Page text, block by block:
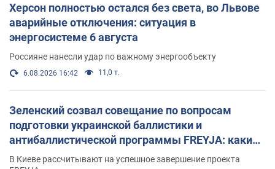
Херсон полностью остался без света, во Львове
аварийные отключения: ситуация в
энергосистеме 6 августа
Россияне нанесли удар по важному энергообъекту
6.08.2026 16:42 11,0 т.
Зеленский созвал совещание по вопросам
подготовки украинской баллистики и
антибаллистической программы FREYJA: какие
решения готовятся
В Киеве рассчитывают на успешное завершение проекта